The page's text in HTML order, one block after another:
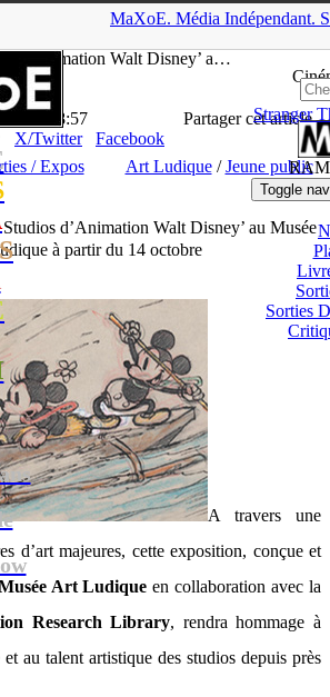
MaXoE. Média Indépendant.
Ciné
Stranger
Toggle
Sorties
d’Animation Walt Disney’ a…
18:57
Partager cet article
X/Twitter
Facebook
/ Expos Art Ludique/Jeune public
d’Animation Walt Disney’ au Musée
à partir du 14 octobre
A travers une
d’art majeures, cette exposition, conçue et
Art Ludique en collaboration avec la
Research Library, rendra hommage à
au talent artistique des studios depuis près